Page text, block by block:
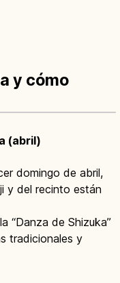
y cómo
(abril)
domingo de abril,
y del recinto están
“Danza de Shizuka”
tradicionales y